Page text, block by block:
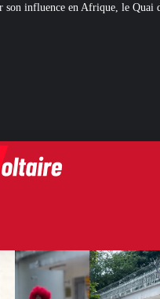
d’Orsay a choisi… Instagram